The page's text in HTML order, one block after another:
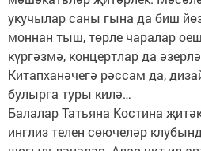
укучылар саны гына да биш
моннан тыш, төрле чаралар
күргәзмә, концертлар да
Китапханәчегә рәссам да,
булырга туры килә…
Балалар Татьяна Костина
инглиз телен сөючеләр